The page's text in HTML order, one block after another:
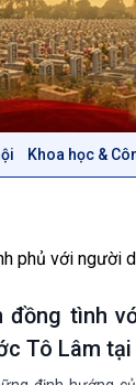
Khoa học &
dân
tri
sống
thật
sống
phủ với người
đồng tình
Tô Lâm